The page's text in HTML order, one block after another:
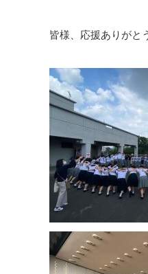
皆様、応援ありがと